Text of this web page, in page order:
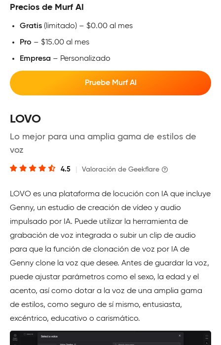
Precios de Murf AI
Gratis (limitado) – $0.00 al mes
Pro – $15.00 al mes
Empresa – Personalizado
Pruebe Murf AI
LOVO
Lo mejor para una amplia gama de estilos de
voz
4.5 Valoración de Geekflare
LOVO es una plataforma de locución con IA que incluye
Genny, un estudio de creación de vídeo y audio
impulsado por IA. Puede utilizar la herramienta de
grabación de voz integrada o subir un clip de audio
para que la función de clonación de voz por IA de
Genny clone la voz que desee. Antes de guardar la voz,
puede ajustar parámetros como el sexo, la edad y el
acento, así como dotar a la voz de una amplia gama
de estilos, como seguro de sí mismo, entusiasta,
excéntrico, educativo o carismático.